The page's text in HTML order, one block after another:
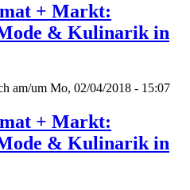
+ Markt:
& Kulinarik in
am/um Mo, 02/04/2018 - 15:07
+ Markt:
& Kulinarik in